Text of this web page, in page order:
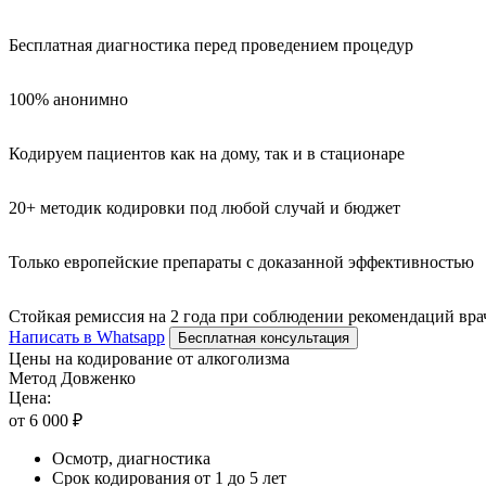
Бесплатная диагностика перед проведением процедур
100% анонимно
Кодируем пациентов как на дому, так и в стационаре
20+ методик кодировки под любой случай и бюджет
Только европейские препараты с доказанной эффективностью
Стойкая ремиссия на 2 года при соблюдении рекомендаций
Написать в Whatsapp
Бесплатная консультация
Цены на кодирование от алкоголизма
Метод Довженко
Цена:
от 6 000 ₽
Осмотр, диагностика
Срок кодирования от 1 до 5 лет